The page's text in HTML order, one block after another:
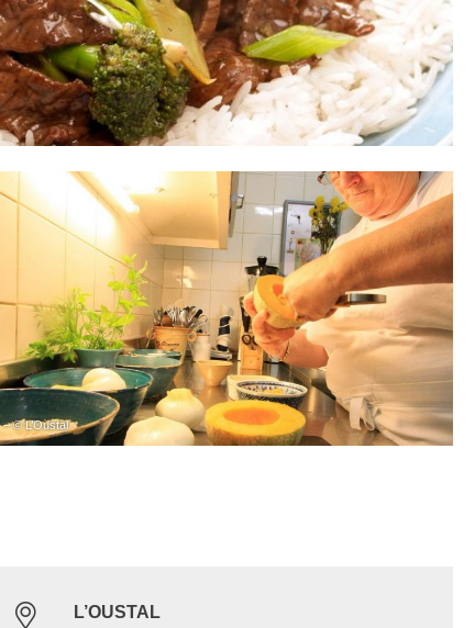
– © L’Oustal
L’OUSTAL